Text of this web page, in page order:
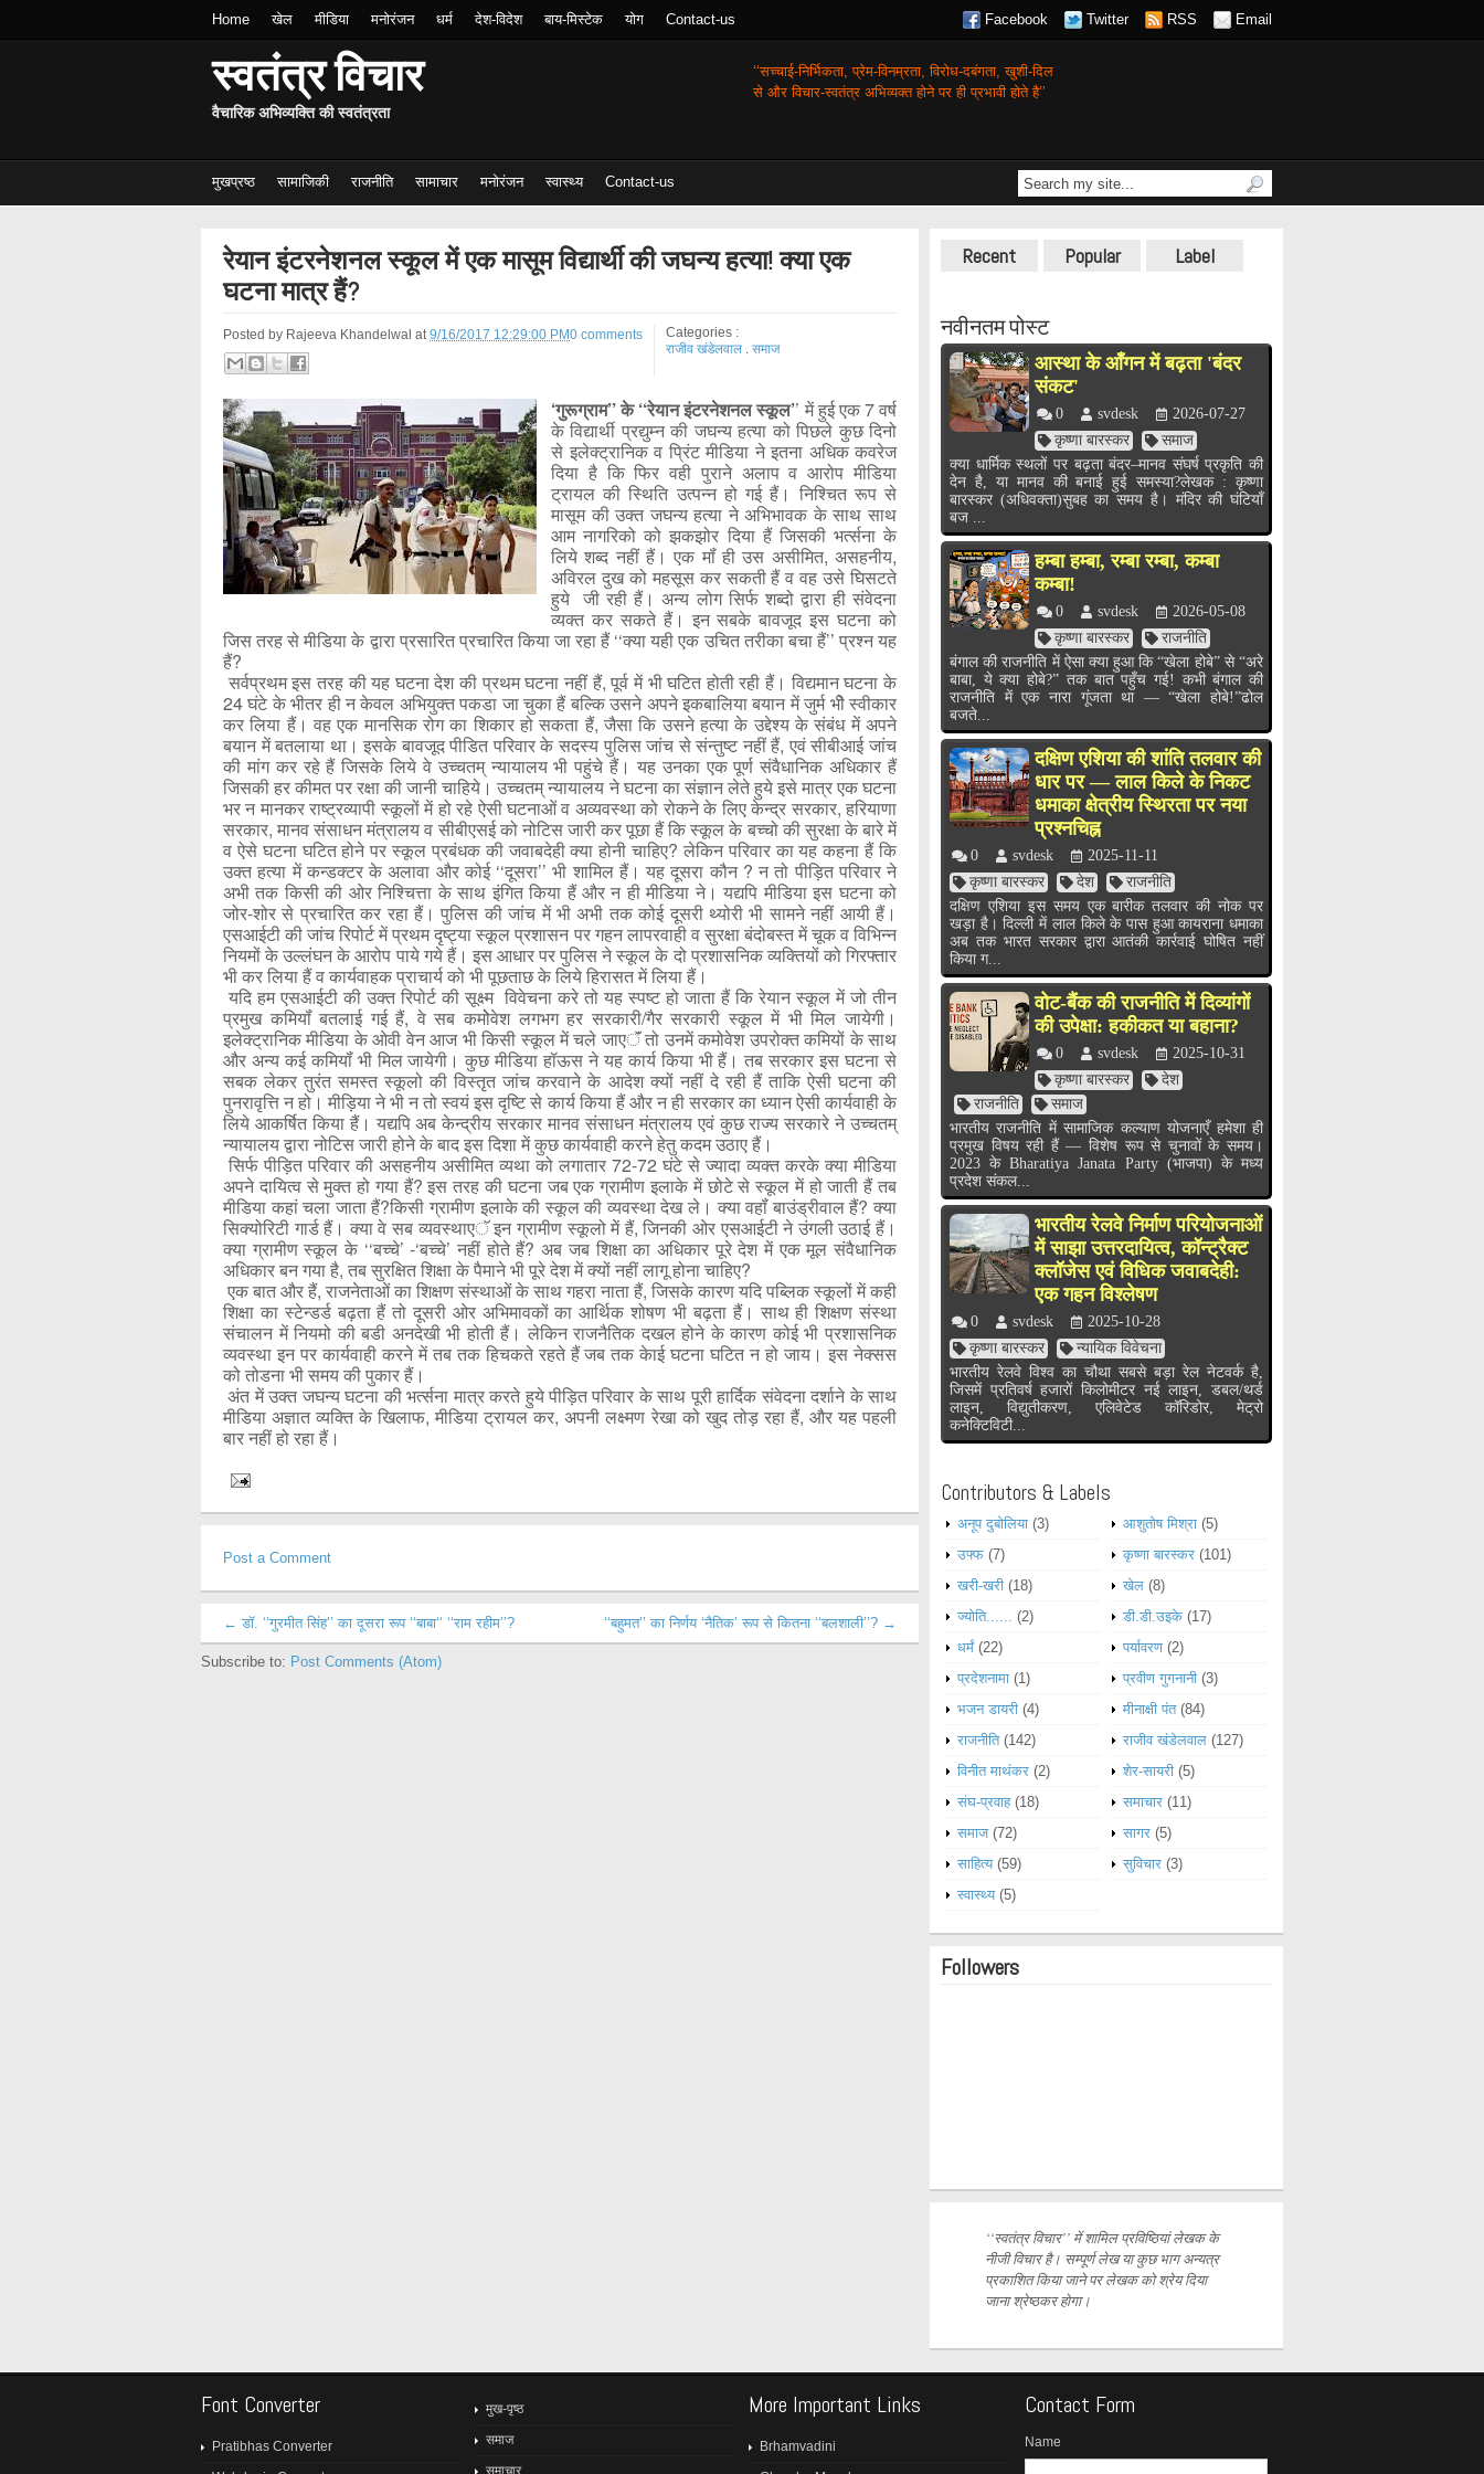
Home खेल मीडिया मनोरंजन धर्म देश-विदेश बाय-मिस्टेक योग Contact-us Facebook Twitter RSS Email
स्वतंत्र विचार
वैचारिक अभिव्यक्ति की स्वतंत्रता
‘‘सच्चाई-निर्भिकता, प्रेम-विनम्रता, विरोध-दबंगता,खुशी-दिल
से और विचार-स्वतंत्र अभिव्यक्त होने पर ही प्रभावी होते है’’
मुखप्रष्ठ सामाजिकी राजनीति सामाचार मनोरंजन स्वास्थ्य Contact-us
रेयान इंटरनेशनल स्कूल में एक मासूम विद्यार्थी की जघन्य हत्या! क्या एक
घटना मात्र हैं?
Posted by Rajeeva Khandelwal at9/16/2017 12:29:00 PM0 comments
Categories :
राजीव खंडेलवाल . समाज
‘गुरूग्राम’’ के ‘‘रेयान इंटरनेशनल स्कूल’’ में हुई एक 7 वर्ष
के विद्यार्थी प्रद्युम्न की जघन्य हत्या को पिछले कुछ दिनो
से इलेक्ट्रानिक व प्रिंट मीडिया ने इतना अधिक कवरेज
दिया है कि फिर वही पुराने अलाप व आरोप मीडिया
ट्रायल की स्थिति उत्पन्न हो गई हैं। निश्चित रूप से
मासूम की उक्त जघन्य हत्या ने अभिभावक के साथ साथ
आम नागरिको को झकझोर दिया हैं जिसकी भर्त्सना के
लिये शब्द नहीं हैं। एक मॉं ही उस असीमित, असहनीय,
अविरल दुख को महसूस कर सकती हैं व वह उसे घिसटते
हुये जी रही हैं। अन्य लोग सिर्फ शब्दो द्वारा ही संवेदना
व्यक्त कर सकते हैं। इन सबके बावजूद इस घटना को
जिस तरह से मीडिया के द्वारा प्रसारित प्रचारित किया जा रहा हैं ‘‘क्या यही एक उचित तरीका बचा हैं’’ प्रश्न यह
हैं?
सर्वप्रथम इस तरह की यह घटना देश की प्रथम घटना नहीं हैं, पूर्व में भी घटित होती रही हैं। विद्यमान घटना के
24 घंटे के भीतर ही न केवल अभियुक्त पकडा जा चुका हैं बल्कि उसने अपने इकबालिया बयान में जुर्म भीे स्वीकार
कर लिया हैं। वह एक मानसिक रोग का शिकार हो सकता हैं, जैसा कि उसने हत्या के उद्देश्य के संबंध में अपने
बयान में बतलाया था। इसके बावजूद पीडित परिवार के सदस्य पुलिस जांच से संन्तुष्ट नहीं हैं, एवं सीबीआई जांच
की मांग कर रहे हैं जिसके लिये वे उच्चतम् न्यायालय भी पहुंचे हैं। यह उनका एक पूर्ण संवैधानिक अधिकार हैं
जिसकी हर कीमत पर रक्षा की जानी चाहिये। उच्चतम् न्यायालय ने घटना का संज्ञान लेते हुये इसे मात्र एक घटना
भर न मानकर राष्ट्रव्यापी स्कूलों में हो रहे ऐसी घटनाओं व अव्यवस्था को रोकने के लिए केन्द्र सरकार, हरियाणा
सरकार, मानव संसाधन मंत्रालय व सीबीएसई को नोटिस जारी कर पूछा हैं कि स्कूल के बच्चो की सुरक्षा के बारे में
व ऐसे घटना घटित होने पर स्कूल प्रबंधक की जवाबदेही क्या होनी चाहिए? लेकिन परिवार का यह कहना हैं कि
उक्त हत्या में कन्डक्टर के अलावा और कोई ‘‘दूसरा’’ भी शामिल हैं। यह दूसरा कौन ? न तो पीड़ित परिवार ने
अभी तक किसी की ओर निश्चित्ता के साथ इंगित किया हैं और न ही मीडिया ने। यद्यपि मीडिया इस घटना को
जोर-शोर से प्रचारित कर रहा हैं। पुलिस की जांच में भी अभी तक कोई दूसरी थ्योरी भी सामने नहीं आयी हैं।
एसआईटी की जांच रिपोर्ट में प्रथम दृष्ट्या स्कूल प्रशासन पर गहन लापरवाही व सुरक्षा बंदोबस्त में चूक व विभिन्न
नियमों के उल्लंघन के आरोप पाये गये हैं। इस आधार पर पुलिस ने स्कूल के दो प्रशासनिक व्यक्तियों को गिरफ्तार
भी कर लिया हैं व कार्यवाहक प्राचार्य को भी पूछताछ के लिये हिरासत में लिया हैं।
यदि हम एसआईटी की उक्त रिपोर्ट की सूक्ष्म विवेचना करे तो यह स्पष्ट हो जाता हैं कि रेयान स्कूल में जो तीन
प्रमुख कमियॉं बतलाई गई हैं, वे सब कमोेवेश लगभग हर सरकारी/गैर सरकारी स्कूल में भी मिल जायेगी।
इलेक्ट्रानिक मीडिया के ओवी वेन आज भी किसी स्कूल में चले जाएॅं तो उनमें कमोवेश उपरोक्त कमियों के साथ
और अन्य कई कमियॉं भी मिल जायेगी। कुछ मीडिया हॉऊस ने यह कार्य किया भी हैं। तब सरकार इस घटना से
सबक लेकर तुरंत समस्त स्कूलो की विस्तृत जांच करवाने के आदेश क्यों नहीं दे रही हैं ताकि ऐसी घटना की
पुनरावृत्ति न हो। मीड़िया ने भी न तो स्वयं इस दृष्टि से कार्य किया हैं और न ही सरकार का ध्यान ऐसी कार्यवाही के
लिये आकर्षित किया हैं। यद्यपि अब केन्द्रीय सरकार मानव संसाधन मंत्रालय एवं कुछ राज्य सरकारे ने उच्चतम्
न्यायालय द्वारा नोटिस जारी होने के बाद इस दिशा में कुछ कार्यवाही करने हेतु कदम उठाए हैं।
सिर्फ पीड़ित परिवार की असहनीय असीमित व्यथा को लगातार 72-72 घंटे से ज्यादा व्यक्त करके क्या मीडिया
अपने दायित्व से मुक्त हो गया हैं? इस तरह की घटना जब एक ग्रामीण इलाके में छोटे से स्कूल में हो जाती हैं तब
मीडिया कहां चला जाता हैं?किसी ग्रामीण इलाके की स्कूल की व्यवस्था देख ले। क्या वहॉं बाउंड्रीवाल हैं? क्या
सिक्योरिटी गार्ड हैं। क्या वे सब व्यवस्थाएॅ इन ग्रामीण स्कूलो में हैं, जिनकी ओर एसआईटी ने उंगली उठाई हैं।
क्या ग्रामीण स्कूल के ‘‘बच्चे’ -‘बच्चे’ नहीं होते हैं? अब जब शिक्षा का अधिकार पूरे देश में एक मूल संवैधानिक
अधिकार बन गया है, तब सुरक्षित शिक्षा के पैमाने भी पूरे देश में क्यों नहीं लागू होना चाहिए?
एक बात और हैं, राजनेताओं का शिक्षण संस्थाओं के साथ गहरा नाता हैं, जिसके कारण यदि पब्लिक स्कूलों में कही
शिक्षा का स्टेन्डर्ड बढ़ता हैं तो दूसरी ओर अभिमावकों का आर्थिक शोषण भी बढ़ता हैं। साथ ही शिक्षण संस्था
संचालन में नियमो की बडी अनदेखी भी होती हैं। लेकिन राजनैतिक दखल होने के कारण कोई भी प्रशासनिक
व्यवस्था इन पर कार्यवाही करने में तब तक हिचकते रहते हैं जब तक केाई घटना घटित न हो जाय। इस नेक्सस
को तोडना भी समय की पुकार हैं।
अंत में उक्त जघन्य घटना की भर्त्सना मात्र करते हुये पीड़ित परिवार के साथ पूरी हार्दिक संवेदना दर्शाने के साथ
मीडिया अज्ञात व्यक्ति के खिलाफ, मीडिया ट्रायल कर, अपनी लक्ष्मण रेखा को खुद तोड़ रहा हैं, और यह पहली
बार नहीं हो रहा हैं।
Post a Comment
← डॉ. ‘‘गुरमीत सिंह’’ का दूसरा रूप ‘‘बाबा‘‘ ‘‘राम रहीम’’? ‘‘बहुमत’’ का निर्णय ‘नैतिक’ रूप से कितना ‘‘बलशाली’’? →
Subscribe to: Post Comments (Atom)
Recent Popular Label
नवीनतम पोस्ट
आस्था के आँगन में बढ़ता 'बंदर
संकट'
0 svdesk
2026-07-27
कृष्णा बारस्कर
समाज
क्या धार्मिक स्थलों पर बढ़ता बंदर–मानव संघर्ष प्रकृति की
देन है, या मानव की बनाई हुई समस्या?लेखक : कृष्णा
बारस्कर (अधिवक्ता)सुबह का समय है। मंदिर की घंटियाँ
बज ...
हम्बा हम्बा, रम्बा रम्बा, कम्बा
कम्बा!
0 svdesk
2026-05-08
कृष्णा बारस्कर
राजनीति
बंगाल की राजनीति में ऐसा क्या हुआ कि “खेला होबे” से “अरे
बाबा, ये क्या होबे?” तक बात पहुँच गई! कभी बंगाल की
राजनीति में एक नारा गूंजता था — “खेला होबे!”ढोल
बजते...
दक्षिण एशिया की शांति तलवार की
धार पर — लाल किले के निकट
धमाका क्षेत्रीय स्थिरता पर नया
प्रश्नचिह्न
0 svdesk
2025-11-11
कृष्णा बारस्कर
देश
राजनीति
दक्षिण एशिया इस समय एक बारीक तलवार की नोक पर
खड़ा है। दिल्ली में लाल किले के पास हुआ कायराना धमाका
अब तक भारत सरकार द्वारा आतंकी कार्रवाई घोषित नहीं
किया ग...
वोट-बैंक की राजनीति में दिव्यांगों
की उपेक्षा: हकीकत या बहाना?
0 svdesk
2025-10-31
कृष्णा बारस्कर
देश
राजनीति
समाज
भारतीय राजनीति में सामाजिक कल्याण योजनाएँ हमेशा ही
प्रमुख विषय रही हैं — विशेष रूप से चुनावों के समय।
2023 के Bharatiya Janata Party (भाजपा) के मध्य
प्रदेश संकल...
भारतीय रेलवे निर्माण परियोजनाओं
में साझा उत्तरदायित्व, कॉन्ट्रैक्ट
क्लॉजेस एवं विधिक जवाबदेही:
एक गहन विश्लेषण
0 svdesk
2025-10-28
कृष्णा बारस्कर
न्यायिक विवेचना
भारतीय रेलवे विश्व का चौथा सबसे बड़ा रेल नेटवर्क है,
जिसमें प्रतिवर्ष हजारों किलोमीटर नई लाइन, डबल/थर्ड
लाइन, विद्युतीकरण, एलिवेटेड कॉरिडोर, मेट्रो
कनेक्टिविटी...
Contributors & Labels
अनूप दुबोलिया (3) आशुतोष मिश्रा (5)
उफ्फ (7) कृष्णा बारस्कर (101)
खरी-खरी (18) खेल (8)
ज्योति...... (2) डी.डी.उइके (17)
धर्मं (22) पर्यावरण (2)
प्रदेशनामा (1) प्रवीण गुगनानी (3)
भजन डायरी (4) मीनाक्षी पंत (84)
राजनीति (142) राजीव खंडेलवाल (127)
विनीत माथंकर (2) शेर-सायरी (5)
संघ-प्रवाह (18) समाचार (11)
समाज (72) सागर (5)
साहित्य (59) सुविचार (3)
स्वास्थ्य (5)
Followers
‘‘स्वतंत्र विचार’’ में शामिल प्रविष्ठियां लेखक के
नीजी विचार है। सम्पूर्ण लेख या कुछ भाग अन्यत्र
प्रकाशितकिया जाने पर लेखक को श्रेय दिया
जाना श्रेष्ठकर होगा।
Font Converter
Pratibhas Converter
मुख-पृष्ठ
समाज
समाचार
More Important Links
Brhamvadini
Contact Form
Name